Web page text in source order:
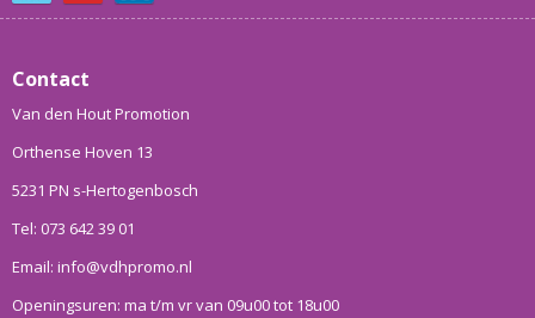
Contact
Van den Hout Promotion
Orthense Hoven 13
5231 PN s-Hertogenbosch
Tel: 073 642 39 01
Email: info@vdhpromo.nl
Openingsuren: ma t/m vr van 09u00 tot 18u00